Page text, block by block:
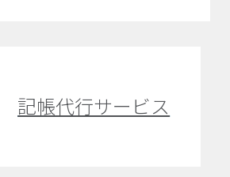
記帳代行サービス